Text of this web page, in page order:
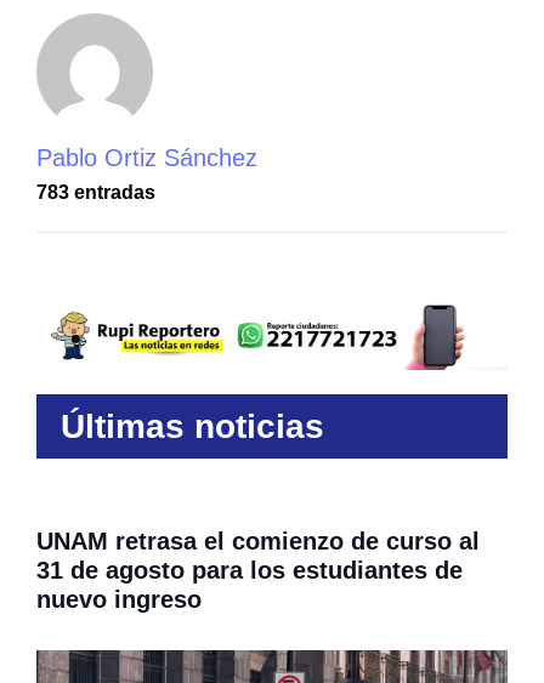
Pablo Ortiz Sánchez
783 entradas
Últimas noticias
UNAM retrasa el comienzo de curso al
31 de agosto para los estudiantes de
nuevo ingreso